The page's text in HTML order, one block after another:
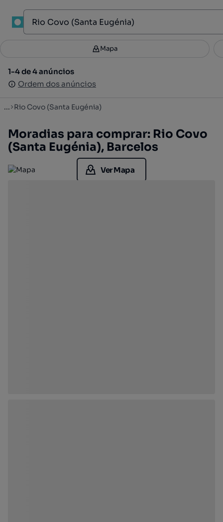
Filtros 2
1-4 de 4 anúncios
Ordem dos anúncios
Mapa
1-4 de 4 anúncios
Ordem dos anúncios
... Rio Covo (Santa Eugénia)
Moradias para comprar: Rio Covo
(Santa Eugénia), Barcelos
Ver Mapa